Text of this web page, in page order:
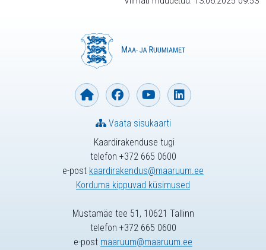
Kaardirakenduse tugi
telefon +372 665 0600
e-post kaardirakendus@maaruum.ee
Korduma kippuvad küsimused
Vaata sisukaarti
Mustamäe tee 51, 10621 Tallinn
telefon +372 665 0600
e-post maaruum@maaruum.ee